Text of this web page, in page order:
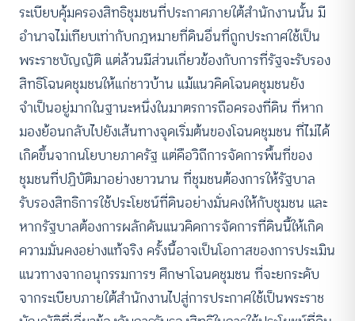
ระเบียบคุ้มครองสิทธิชุมชนที่ประกาศภายใต้สำนักงานนั้น มี
อำนาจไม่เทียบเท่ากับกฎหมายที่ดินอื่นที่ถูกประกาศใช้เป็น
พระราชบัญญัติ แต่ล้วนมีส่วนเกี่ยวข้องกับการที่รัฐจะรับรอง
สิทธิโฉนดชุมชนให้แก่ชาวบ้าน แม้แนวคิดโฉนดชุมชนยัง
จำเป็นอยู่มากในฐานะหนึ่งในมาตรการถือครองที่ดิน ที่หาก
มองย้อนกลับไปยังเส้นทางจุดเริ่มต้นของโฉนดชุมชน ที่ไม่ได้
เกิดขึ้นจากนโยบายภาครัฐ แต่คือวิถีการจัดการพื้นที่ของ
ชุมชนที่ปฏิบัติมาอย่างยาวนาน ที่ชุมชนต้องการให้รัฐบาล
รับรองสิทธิการใช้ประโยชน์ที่ดินอย่างมั่นคงให้กับชุมชน และ
หากรัฐบาลต้องการผลักดันแนวคิดการจัดการที่ดินนี้ให้เกิด
ความมั่นคงอย่างแท้จริง ครั้งนี้อาจเป็นโอกาสของการประเมิน
แนวทางจากอนุกรรมการฯ ศึกษาโฉนดชุมชน ที่จะยกระดับ
จากระเบียบภายใต้สำนักงานไปสู่การประกาศใช้เป็นพระราช